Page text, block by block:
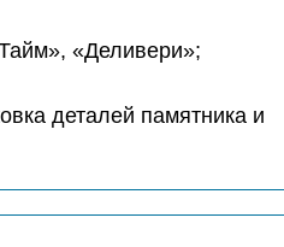
«Деливери»;
деталей памятника и